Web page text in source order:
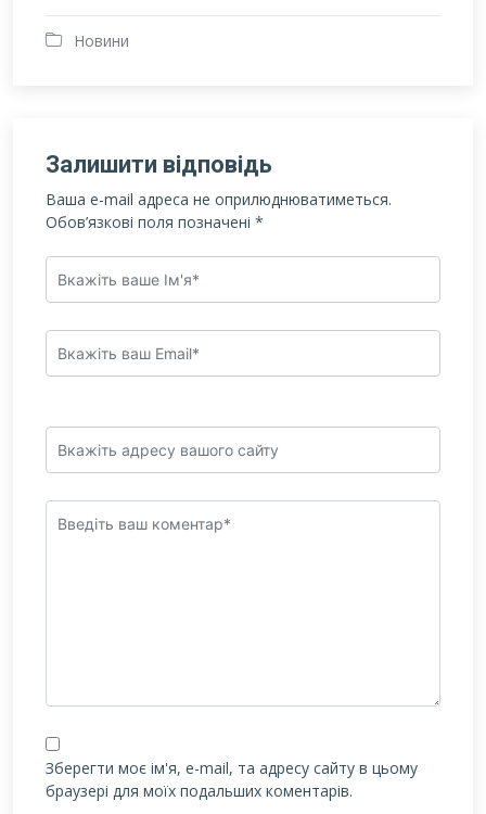
Новини
Залишити відповідь
Ваша e-mail адреса не оприлюднюватиметься.
Обов’язкові поля позначені *
Зберегти моє ім'я, e-mail, та адресу сайту в цьому
браузері для моїх подальших коментарів.